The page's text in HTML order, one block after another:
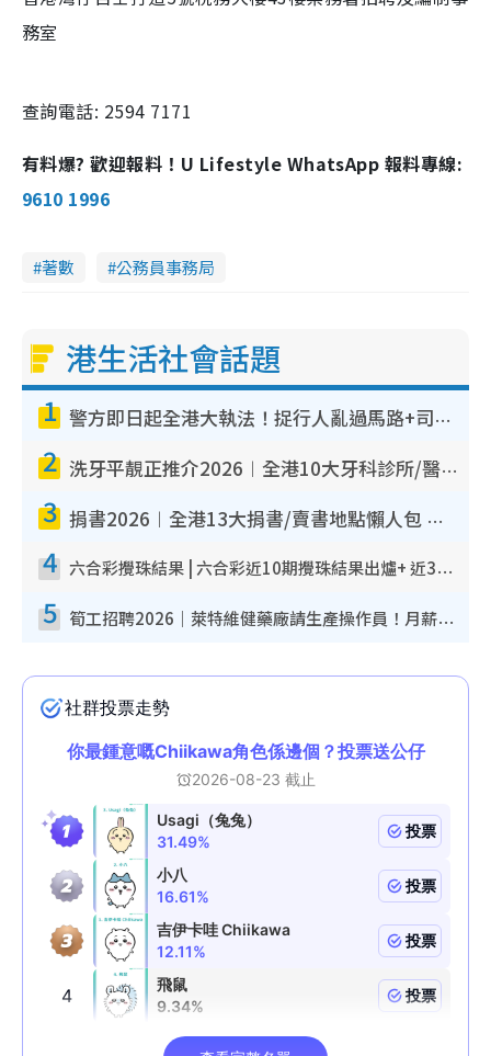
務室
查詢電話: 2594 7171
有料爆? 歡迎報料！U Lifestyle WhatsApp 報料專線:
9610 1996
著數 公務員事務局
港生活社會話題
1 警方即日起全港大執法！捉行人亂過馬路+司機不專注駕駛！亂過馬路罰$2000
2 洗牙平靚正推介2026︱全港10大牙科診所/醫院懶人包 夜診至8點/鎮靜潔牙/醫療券適用
3 捐書2026︱全港13大捐書/賣書地點懶人包 二手課本最高$150＋舊書換免費咖啡/戲票
4 六合彩攪珠結果 | 六合彩近10期攪珠結果出爐+ 近30期最旺熱門中獎號碼
5 筍工招聘2026｜萊特維健藥廠請生產操作員！月薪高達$1.7萬 冷氣廠房/五天工作/保證雙糧